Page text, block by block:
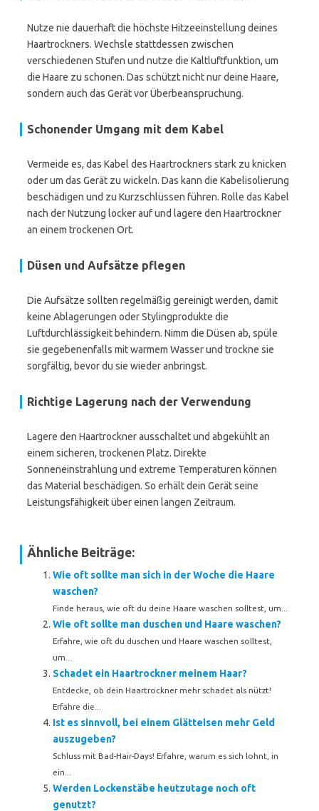
Nutze nie dauerhaft die höchste Hitzeeinstellung deines
Haartrockners. Wechsle stattdessen zwischen
verschiedenen Stufen und nutze die Kaltluftfunktion, um
die Haare zu schonen. Das schützt nicht nur deine Haare,
sondern auch das Gerät vor Überbeanspruchung.
Schonender Umgang mit dem Kabel
Vermeide es, das Kabel des Haartrockners stark zu knicken
oder um das Gerät zu wickeln. Das kann die Kabelisolierung
beschädigen und zu Kurzschlüssen führen. Rolle das Kabel
nach der Nutzung locker auf und lagere den Haartrockner
an einem trockenen Ort.
Düsen und Aufsätze pflegen
Die Aufsätze sollten regelmäßig gereinigt werden, damit
keine Ablagerungen oder Stylingprodukte die
Luftdurchlässigkeit behindern. Nimm die Düsen ab, spüle
sie gegebenenfalls mit warmem Wasser und trockne sie
sorgfältig, bevor du sie wieder anbringst.
Richtige Lagerung nach der Verwendung
Lagere den Haartrockner ausschaltet und abgekühlt an
einem sicheren, trockenen Platz. Direkte
Sonneneinstrahlung und extreme Temperaturen können
das Material beschädigen. So erhält dein Gerät seine
Leistungsfähigkeit über einen langen Zeitraum.
Ähnliche Beiträge:
Wie oft sollte man sich in der Woche die Haare
waschen?
Finde heraus, wie oft du deine Haare waschen solltest, um...
Wie oft sollte man duschen und Haare waschen?
Erfahre, wie oft du duschen und Haare waschen solltest,
um...
Schadet ein Haartrockner meinem Haar?
Entdecke, ob dein Haartrockner mehr schadet als nützt!
Erfahre die...
Ist es sinnvoll, bei einem Glätteisen mehr Geld
auszugeben?
Schluss mit Bad-Hair-Days! Erfahre, warum es sich lohnt, in
ein...
Werden Lockenstäbe heutzutage noch oft
genutzt?